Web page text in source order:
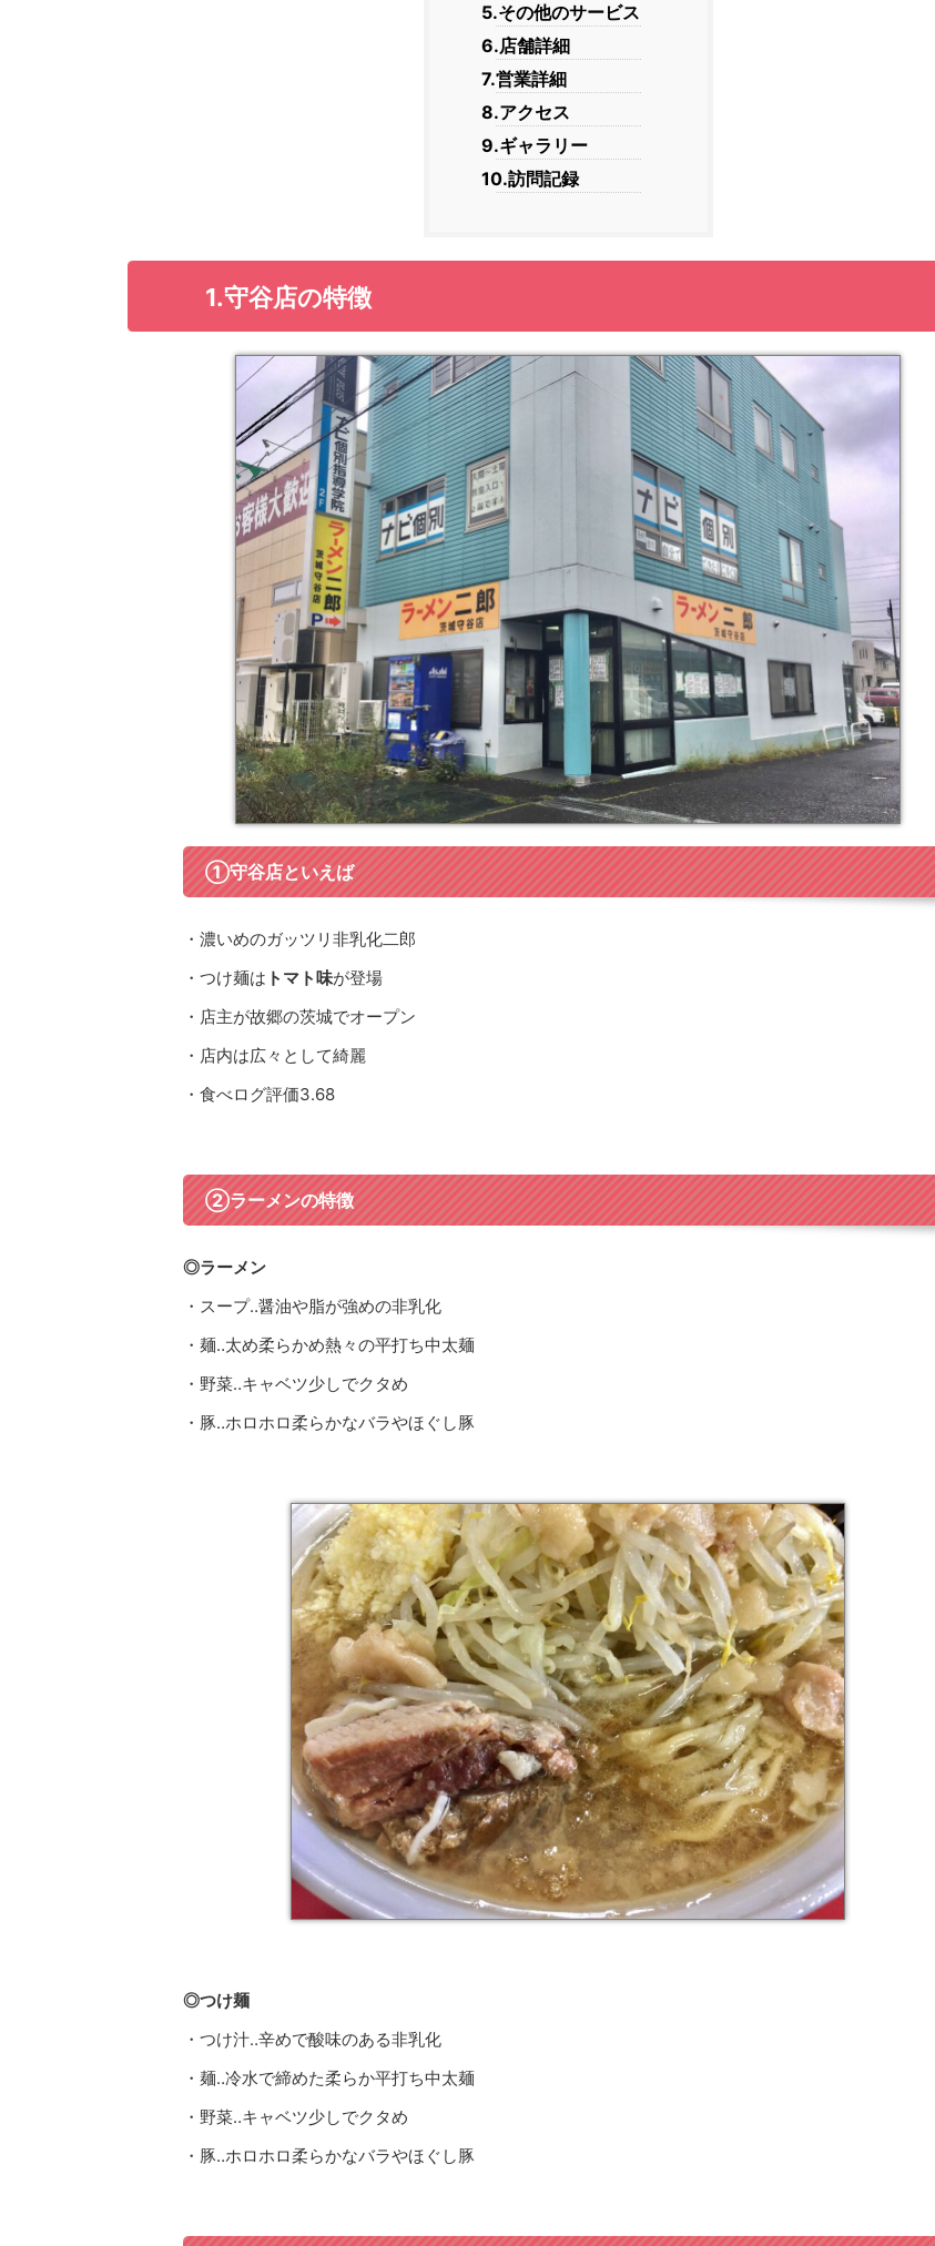
5.その他のサービス
6.店舗詳細
7.営業詳細
8.アクセス
9.ギャラリー
10.訪問記録
1.守谷店の特徴
①守谷店といえば
・濃いめのガッツリ非乳化二郎
・つけ麺は トマト味が登場
・店主が故郷の茨城でオープン
・店内は広々として綺麗
・食べログ評価3.68
②ラーメンの特徴
◎ラーメン
・スープ‥醤油や脂が強めの非乳化
・麺‥太め柔らかめ熱々の平打ち中太麺
・野菜‥キャベツ少しでクタめ
・豚‥ホロホロ柔らかなバラやほぐし豚
◎つけ麺
・つけ汁‥辛めで酸味のある非乳化
・麺‥冷水で締めた柔らか平打ち中太麺
・野菜‥キャベツ少しでクタめ
・豚‥ホロホロ柔らかなバラやほぐし豚